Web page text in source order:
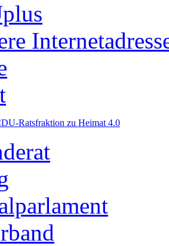
Ratsfraktion zu Heimat 4.0